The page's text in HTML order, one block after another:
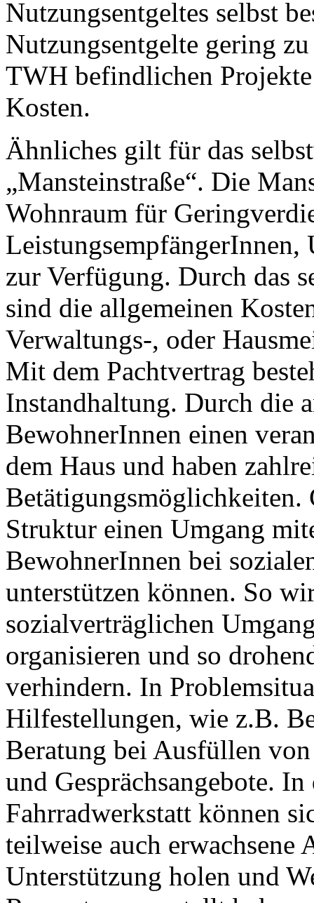
Nutzungsentgeltes selbst
Nutzungsentgelte gering
TWH befindlichen
Kosten.
Ähnliches gilt für das
„Mansteinstraße“. Die
Wohnraum für
LeistungsempfängerInnen,
zur Verfügung. Durch das
sind die allgemeinen
Verwaltungs-, oder
Mit dem Pachtvertrag
Instandhaltung. Durch die
BewohnerInnen einen
dem Haus und haben
Struktur einen Umgang
BewohnerInnen bei
unterstützen können. So
sozialverträglichen
organisieren und so
verhindern. In
Hilfestellungen, wie z.B.
Beratung bei Ausfüllen
und Gesprächsangebote. In
Fahrradwerkstatt können
teilweise auch erwachsene
Unterstützung holen und